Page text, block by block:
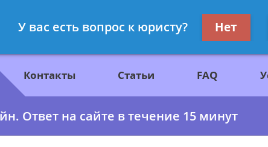
по гражданскому праву
Контакты Статьи FAQ
Ответ на сайте в течение 15 минут
У вас есть вопрос к юристу? Нет